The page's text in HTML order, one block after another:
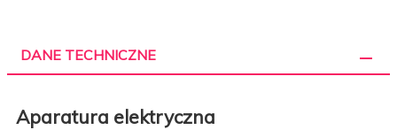
DANE TECHNICZNE
Aparatura elektryczna